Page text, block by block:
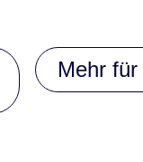
Mehr